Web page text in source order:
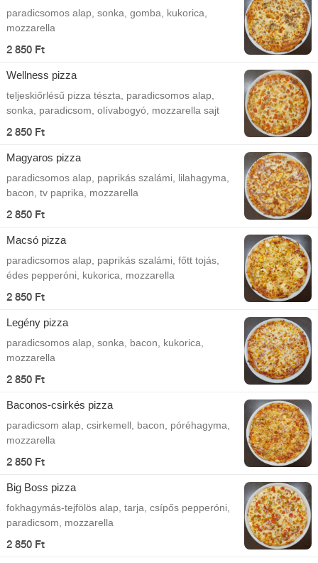
paradicsomos alap, sonka, gomba, kukorica,
mozzarella
2 850 Ft
Wellness pizza
teljeskiőrlésű pizza tészta, paradicsomos alap,
sonka, paradicsom, olívabogyó, mozzarella sajt
2 850 Ft
Magyaros pizza
paradicsomos alap, paprikás szalámi, lilahagyma,
bacon, tv paprika, mozzarella
2 850 Ft
Macsó pizza
paradicsomos alap, paprikás szalámi, főtt tojás,
édes pepperóni, kukorica, mozzarella
2 850 Ft
Legény pizza
paradicsomos alap, sonka, bacon, kukorica,
mozzarella
2 850 Ft
Baconos-csirkés pizza
paradicsom alap, csirkemell, bacon, póréhagyma,
mozzarella
2 850 Ft
Big Boss pizza
fokhagymás-tejfölös alap, tarja, csípős pepperóni,
paradicsom, mozzarella
2 850 Ft